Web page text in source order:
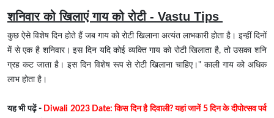
शनिवार को खिलाएं गाय को रोटी - Vastu Tips
कुछ ऐसे विशेष दिन होते हैं जब गाय को रोटी खिलाना अत्यंत लाभकारी होता है। इन्हीं दिनों
में से एक है शनिवार। इस दिन यदि कोई व्यक्ति गाय को रोटी खिलाता है, तो उसका शनि
ग्रह कट जाता है। इस दिन विशेष रूप से रोटी खिलाना चाहिए।" काली गाय को अधिक
लाभ होता है।
यह भी पढ़ें - Diwali 2023 Date: किस दिन है दिवाली? यहां जानें 5 दिन के दीपोत्सव पर्व